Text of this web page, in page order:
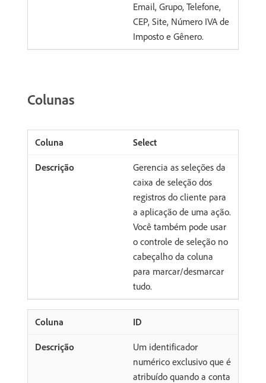
Email, Grupo, Telefone,
CEP, Site, Número IVA de
Imposto e Gênero.
Colunas
Select
Gerencia as seleções da
caixa de seleção dos
registros do cliente para
a aplicação de uma ação.
Você também pode usar
o controle de seleção no
cabeçalho da coluna
para marcar/desmarcar
tudo.
ID
Um identificador
numérico exclusivo que é
atribuído quando a conta